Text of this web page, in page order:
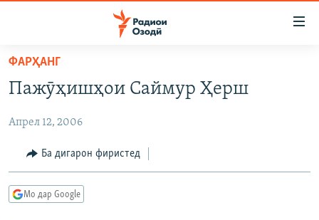
Ҷаҳиш
мояи
Ҷаҳиш
Ҷаҳиш
СИЁСАТ
ИҚТИСОД
ҶОМЕА
ОСИЁИ МАРКАЗӢ
ГАПИ ОЗОД
РӮЗГОРИ МУҲОҶИР
САЛОМ, ХОҲАР
ҶАНГ ДАР УКРАИНА
ФАРҲАНГ
Пажӯҳишҳои Саймур Ҳерш
Апрел 12, 2006
Ба дигарон фиристед
Мо дар Google